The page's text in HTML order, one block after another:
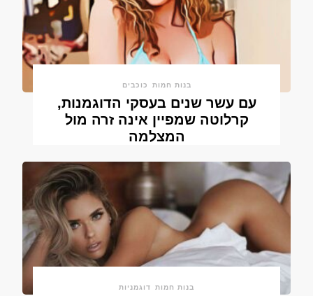
בנות חמות כוכבים
עם עשר שנים בעסקי הדוגמנות,
קרלוטה שמפיין אינה זרה מול
המצלמה
בנות חמות דוגמניות